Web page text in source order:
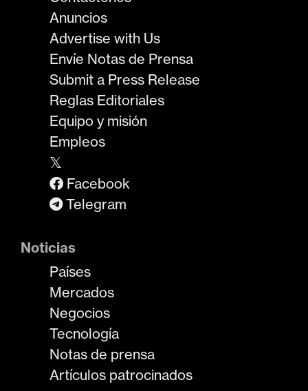
Anuncios
Advertise with Us
Envíe Notas de Prensa
Submit a Press Release
Reglas Editoriales
Equipo y misión
Empleos
𝕏
Facebook
Telegram
Noticias
Países
Mercados
Negocios
Tecnología
Notas de prensa
Artículos patrocinados